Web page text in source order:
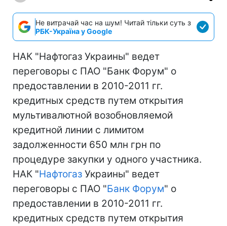
Не витрачай час на шум! Читай тільки суть з
РБК-Україна у Google
НАК "Нафтогаз Украины" ведет
переговоры с ПАО "Банк Форум" о
предоставлении в 2010-2011 гг.
кредитных средств путем открытия
мультивалютной возобновляемой
кредитной линии с лимитом
задолженности 650 млн грн по
процедуре закупки у одного участника.
НАК "Нафтогаз Украины" ведет
переговоры с ПАО "Банк Форум" о
предоставлении в 2010-2011 гг.
кредитных средств путем открытия